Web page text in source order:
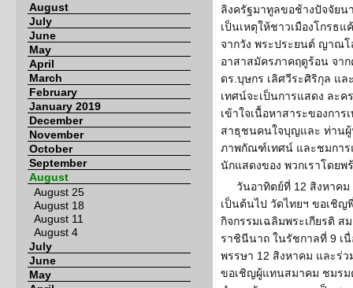
August
July
June
May
April
March
February
January 2019
December
November
October
September
August
August 25
August 18
August 11
August 4
July
June
May
ลิงครัฐมาทูลขอช้างปัจจัยน
เป็นเหตุให้ชาวเมืองโกรธ
จากวัง พระประยนต์ ญาณ
อาสาสมัครภาคฤดูร้อน จา
ดร.บุษกร เลิศวีระศิริกุล แล
เทศน์จะเป็นการแสดง ละค
เข้าใจเนื้อหาสาระของกา
สาธุชนคนใจบุญและ ท่านผู้
ภาพกัณฑ์เทศน์ และชมการ
นักแสดงของ พวกเราโดยพ
วันอาทิตย์ที่ 12 สิงหาคม
เป็นต้นไป วัดไทยฯ ขอเชิญ
กิจกรรมเฉลิมพระเกียรติ ส
ราชินีนาถ ในรัชกาลที่ 9 เ
พรรษา 12 สิงหาคม และร่
ขอเชิญผู้แทนสมาคม ชมรม